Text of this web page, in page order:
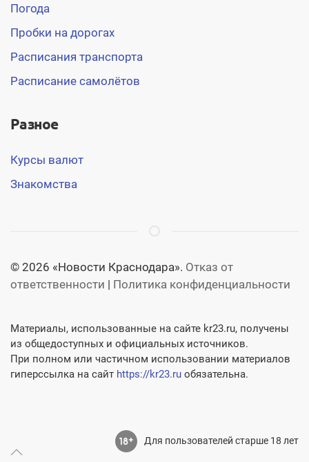
Погода
Пробки на дорогах
Расписания транспорта
Расписание самолётов
Разное
Курсы валют
Знакомства
© 2026 «Новости Краснодара». Отказ от
ответственности | Политика конфиденциальности
Материалы, использованные на сайте kr23.ru, получены
из общедоступных и официальных источников.
При полном или частичном использовании материалов
гиперссылка на сайт https://kr23.ru обязательна.
Для пользователей старше 18 лет